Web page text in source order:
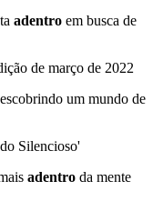
adentro em busca de
de março de 2022
um mundo de
Silencioso'
adentro da mente